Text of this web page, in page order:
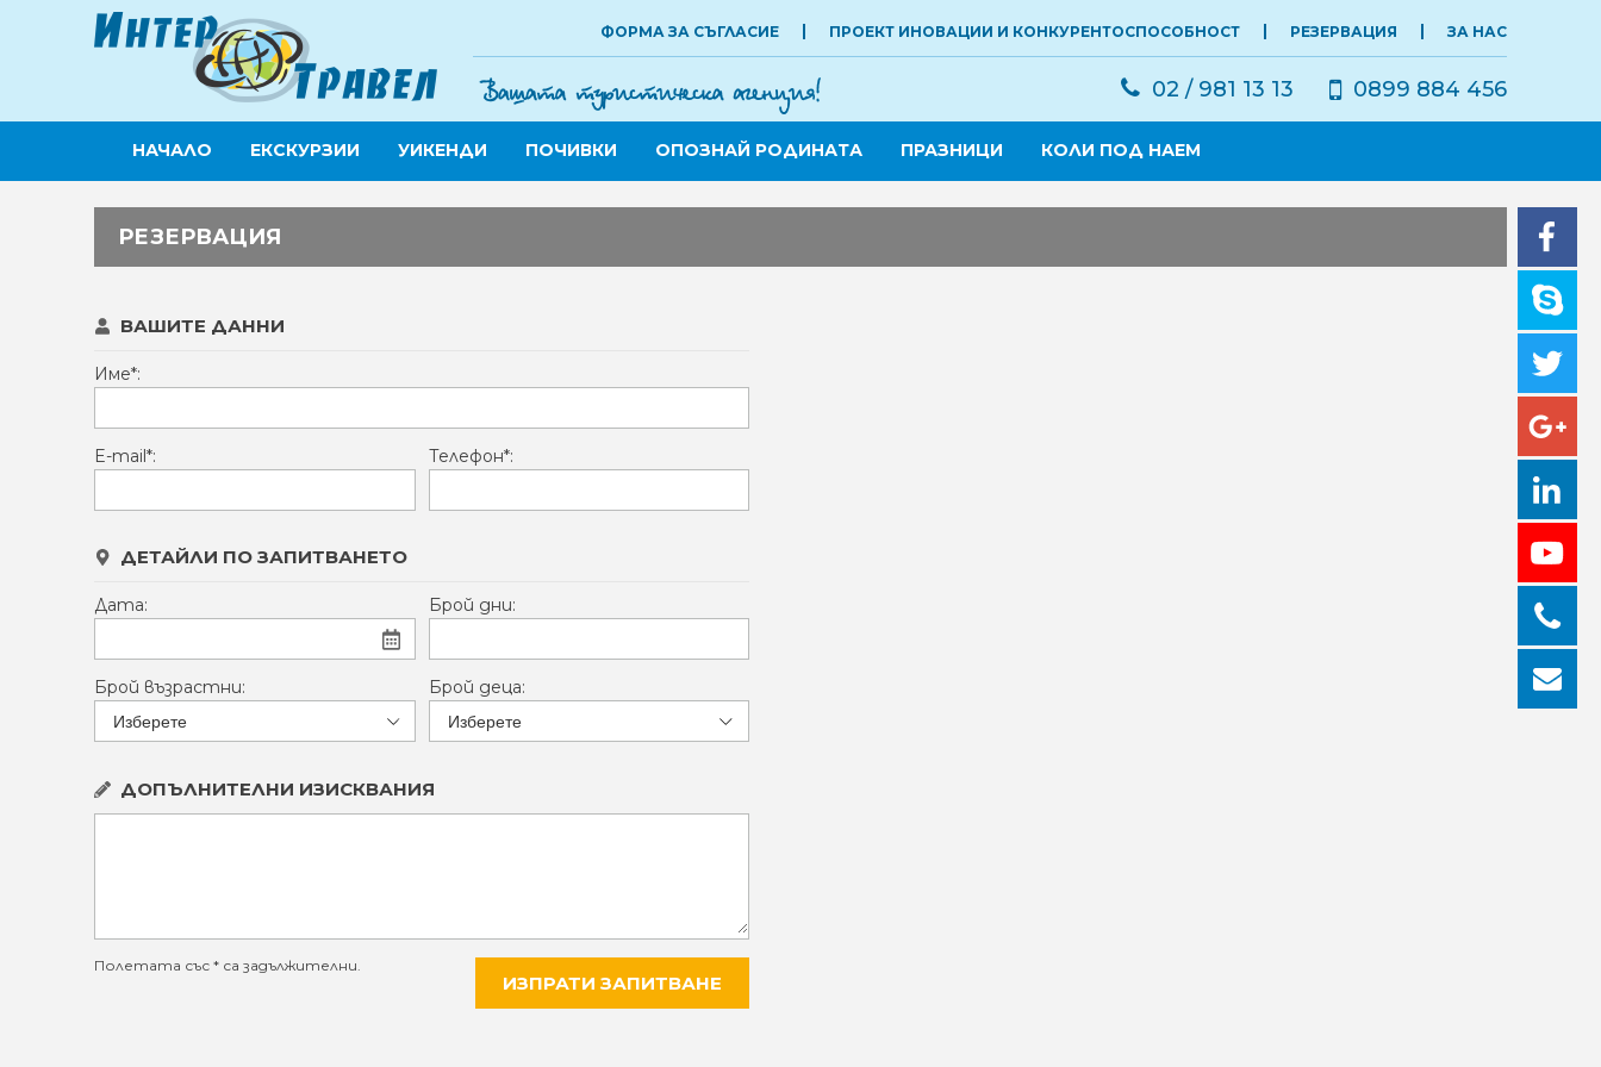
ФОРМА ЗА СЪГЛАСИЕ ПРОЕКТ ИНОВАЦИИ И КОНКУРЕНТОСПОСОБНОСТ РЕЗЕРВАЦИЯ ЗА НАС
02 / 981 13 13 0899 884 456
НАЧАЛО ЕКСКУРЗИИ УИКЕНДИ ПОЧИВКИ ОПОЗНАЙ РОДИНАТА ПРАЗНИЦИ КОЛИ ПОД НАЕМ
РЕЗЕРВАЦИЯ
ВАШИТЕ ДАННИ
Име*:
E-mail*: Телефон*:
ДЕТАЙЛИ ПО ЗАПИТВАНЕТО
Дата: Брой дни:
Брой възрастни: Брой деца:
ДОПЪЛНИТЕЛНИ ИЗИСКВАНИЯ
Полетата със * са задължителни.